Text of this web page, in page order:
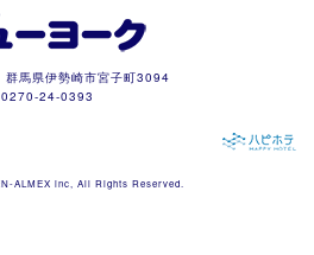
馬県伊勢崎市宮子町3094
0270-24-0393
ALMEX inc, All Rights Reserved.